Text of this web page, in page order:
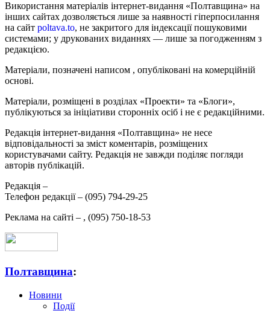
Використання матеріалів інтернет-видання «Полтавщина» на
інших сайтах дозволяється лише за наявності гіперпосилання
на сайт poltava.to, не закритого для індексації пошуковими
системами; у друкованих виданнях — лише за погодженням з
редакцією.
Матеріали, позначені написом , опубліковані на комерційній
основі.
Матеріали, розміщені в розділах «Проекти» та «Блоги»,
публікуються за ініціативи сторонніх осіб і не є редакційними.
Редакція інтернет-видання «Полтавщина» не несе
відповідальності за зміст коментарів, розміщених
користувачами сайту. Редакція не завжди поділяє погляди
авторів публікацій.
Редакція –
Телефон редакції – (095) 794-29-25
Реклама на сайті – , (095) 750-18-53
Полтавщина:
Новини
Події